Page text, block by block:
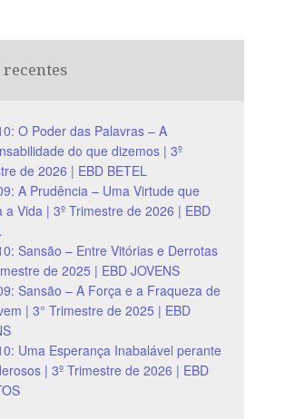
recentes
O Poder das Palavras – A
do que dizemos | 3º
de 2026 | EBD BETEL
A Prudência – Uma Virtude que
a Vida | 3º Trimestre de 2026 | EBD
Sansão – Entre Vitórias e Derrotas
de 2025 | EBD JOVENS
Sansão – A Força e a Fraqueza de
| 3° Trimestre de 2025 | EBD
Uma Esperança Inabalável perante
| 3º Trimestre de 2026 | EBD